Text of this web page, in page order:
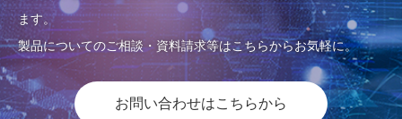
ます。
製品についてのご相談・資料請求等はこちらからお気軽に。
お問い合わせはこちらから